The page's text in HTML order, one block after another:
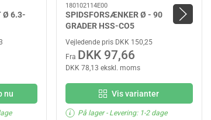
Ø 6.3-
nu
180102114E00
SPIDSFORSÆNKER Ø - 90
GRADER HSS-CO5
Vejledende pris DKK 150,25
Fra DKK 97,66
DKK 78,13 ekskl. moms
Vis varianter
På lager- Levering: 1-2 dage